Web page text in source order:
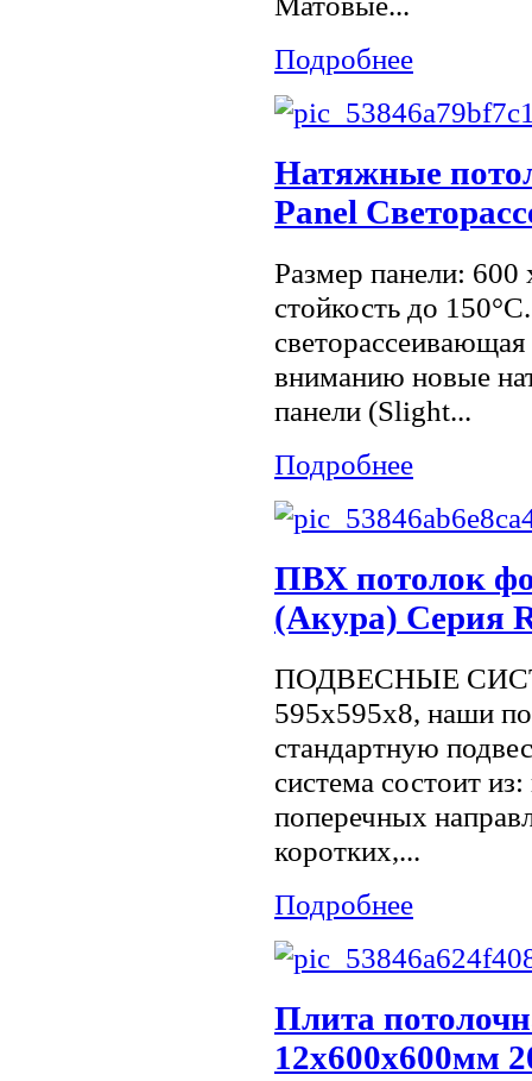
Подробнее
Натяжные
Panel
Размер панели:
стойкость до
вниманию новые
панели (Slight...
Подробнее
ПВХ потолок
(Акура) Серия
ПОДВЕСНЫЕ
595x595x8, наши
стандартную
система состоит
поперечных
коротких,...
Подробнее
Плита
12х600х600мм